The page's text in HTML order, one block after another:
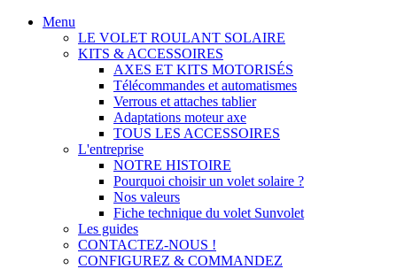
Menu
LE VOLET ROULANT SOLAIRE
KITS & ACCESSOIRES
AXES ET KITS MOTORISÉS
Télécommandes et automatismes
Verrous et attaches tablier
Adaptations moteur axe
TOUS LES ACCESSOIRES
L'entreprise
NOTRE HISTOIRE
Pourquoi choisir un volet solaire ?
Nos valeurs
Fiche technique du volet Sunvolet
Les guides
CONTACTEZ-NOUS !
CONFIGUREZ & COMMANDEZ